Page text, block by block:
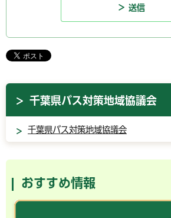
千葉県バス対策地域協議会
千葉県バス対策地域協議会
おすすめ情報